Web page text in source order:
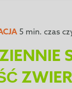
5 min. czas